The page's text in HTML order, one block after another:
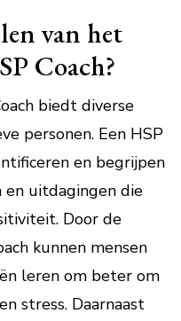
van het
Coach?
biedt diverse
personen. Een HSP
en begrijpen
en uitdagingen die
Door de
kunnen mensen
leren om beter om
stress. Daarnaast